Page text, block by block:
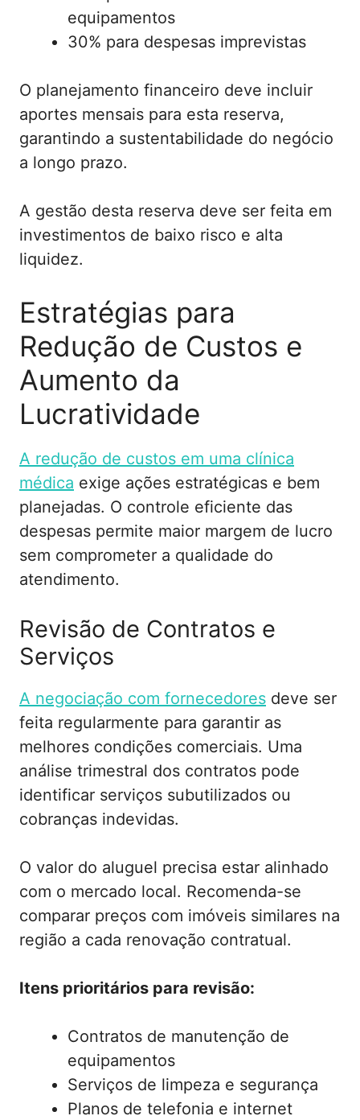
equipamentos
30% para despesas imprevistas
O planejamento financeiro deve incluir
aportes mensais para esta reserva,
garantindo a sustentabilidade do negócio
a longo prazo.
A gestão desta reserva deve ser feita em
investimentos de baixo risco e alta
liquidez.
Estratégias para
Redução de Custos e
Aumento da
Lucratividade
A redução de custos em uma clínica
médica exige ações estratégicas e bem
planejadas. O controle eficiente das
despesas permite maior margem de lucro
sem comprometer a qualidade do
atendimento.
Revisão de Contratos e
Serviços
A negociação com fornecedores deve ser
feita regularmente para garantir as
melhores condições comerciais. Uma
análise trimestral dos contratos pode
identificar serviços subutilizados ou
cobranças indevidas.
O valor do aluguel precisa estar alinhado
com o mercado local. Recomenda-se
comparar preços com imóveis similares na
região a cada renovação contratual.
Itens prioritários para revisão:
Contratos de manutenção de
equipamentos
Serviços de limpeza e segurança
Planos de telefonia e internet